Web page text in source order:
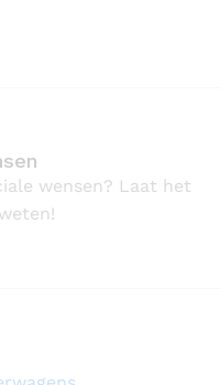
wensen? Laat het